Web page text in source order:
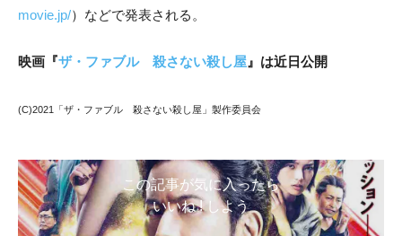
movie.jp/）などで発表される。
映画『ザ・ファブル 殺さない殺し屋 』は近日公開
(C)2021「ザ・ファブル 殺さない殺し屋」製作委員会
この記事が気に入ったら
いいね ! しよう